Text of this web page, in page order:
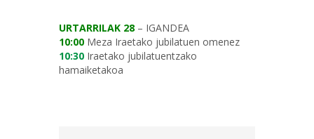
URTARRILAK 28 – IGANDEA
10:00 Meza Iraetako jubilatuen omenez
10:30 Iraetako jubilatuentzako
hamaiketakoa